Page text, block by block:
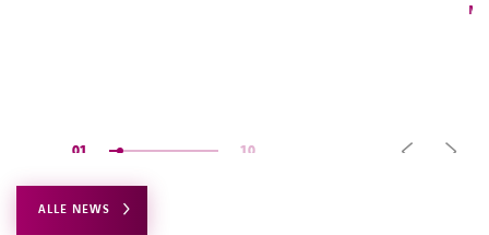
01 10
ALLE NEWS